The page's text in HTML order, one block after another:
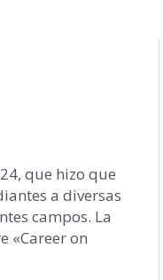
que hizo que
a diversas
campos. La
«Career on